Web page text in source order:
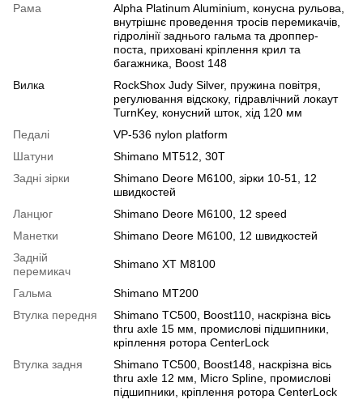
Рама
Alpha Platinum Aluminium, конусна рульова,
внутрішнє проведення тросів перемикачів,
гідролінії заднього гальма та дроппер-
поста, приховані кріплення крил та
багажника, Boost 148
Вилка
RockShox Judy Silver, пружина повітря,
регулювання відскоку, гідравлічний локаут
TurnKey, конусний шток, хід 120 мм
Педалі
VP-536 nylon platform
Шатуни
Shimano MT512, 30T
Задні зірки
Shimano Deore M6100, зірки 10-51, 12
швидкостей
Ланцюг
Shimano Deore M6100, 12 speed
Манетки
Shimano Deore M6100, 12 швидкостей
Задній
перемикач
Shimano XT M8100
Гальма
Shimano MT200
Втулка передня
Shimano TC500, Boost110, наскрізна вісь
thru axle 15 мм, промислові підшипники,
кріплення ротора CenterLock
Втулка задня
Shimano TC500, Boost148, наскрізна вісь
thru axle 12 мм, Micro Spline, промислові
підшипники, кріплення ротора CenterLock